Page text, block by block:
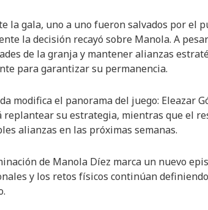
la gala, uno a uno fueron salvados por el
la decisión recayó sobre Manola. A
de la granja y mantener alianzas
para garantizar su permanencia.
modifica el panorama del juego: Eleazar
replantear su estrategia, mientras que el
alianzas en las próximas semanas.
de Manola Díez marca un nuevo
y los retos físicos continúan